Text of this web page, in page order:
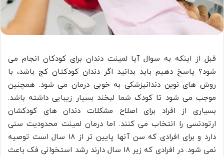
قبل از اینکه به سوال آیا لمینت دندان برای کودکان انجام می
شود؟ پاسخ دهیم باید بدانید اگر دندان کودکتان کج باشد، با
روش های نوین دندانپزشکی به خوبی درمان می شود. همچنین
موجب می شود تا کودک شما لبخند بسیار زیبایی داشته باشد.
بسیاری از افراد برای اصلاح مشکلات دندان های کودکشان
ارتودنسی را انتخاب می کنند. اما درمان لمینت محدودیت سنی
دارد و برای افرادی که سن آنها پایین تر از 18 سال است توصیه
نمی شود. در افرادی که زیر 18 سال دارند رشد استخوانی فک باعث